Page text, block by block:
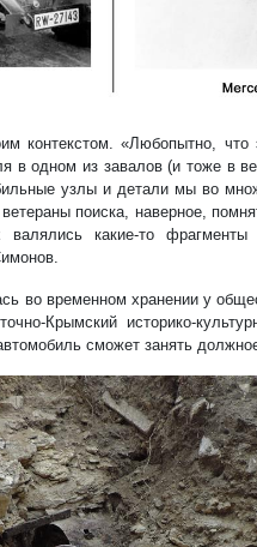
контекстом. «Любопытно, что
в одном из завалов (и тоже в
узлы и детали мы во
поиска, наверное,
валялись какие-то
во временном хранении у
Крымский историко-
сможет занять
1/10